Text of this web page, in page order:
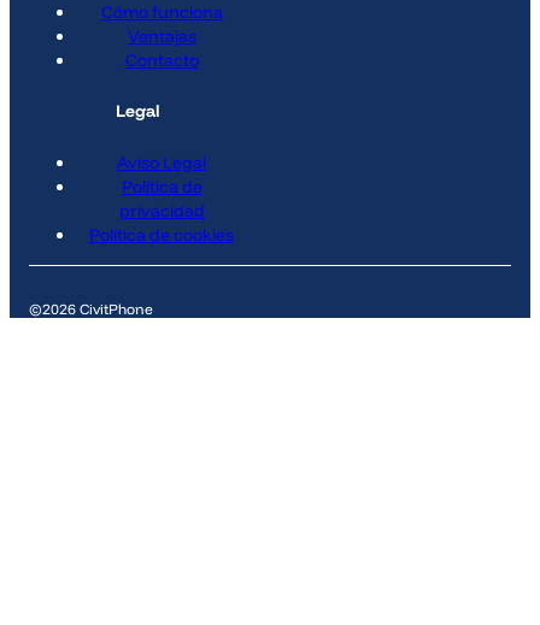
Cómo funciona
Ventajas
Contacto
Legal
Aviso Legal
Política de
privacidad
Política de cookies
©2026 CivitPhone